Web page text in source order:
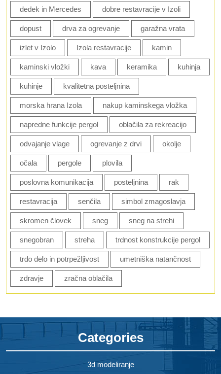
dedek in Mercedes dobre restavracije v Izoli
dopust drva za ogrevanje garažna vrata
izlet v Izolo Izola restavracije kamin
kaminski vložki kava keramika kuhinja
kuhinje kvalitetna posteljnina
morska hrana Izola nakup kaminskega vložka
napredne funkcije pergol oblačila za rekreacijo
odvajanje vlage ogrevanje z drvi okolje
očala pergole plovila
poslovna komunikacija posteljnina rak
restavracija senčila simbol zmagoslavja
skromen človek sneg sneg na strehi
snegobran streha trdnost konstrukcije pergol
trdo delo in potrpežljivost umetniška natančnost
zdravje zračna oblačila
Categories
3d modeliranje